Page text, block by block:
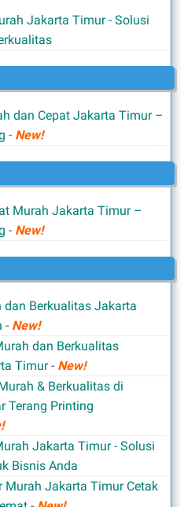
Jakarta Timur - Solusi
dan Cepat Jakarta Timur –
- New!
Murah Jakarta Timur –
- New!
dan Berkualitas Jakarta
- New!
dan Berkualitas
Timur- New!
& Berkualitas di
Terang Printing
Jakarta Timur - Solusi
Bisnis Anda
Murah Jakarta Timur Cetak